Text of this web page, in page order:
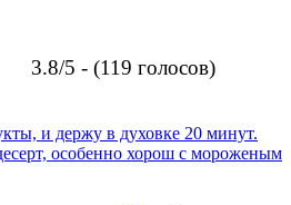
3.8/5 - (119 голосов)
и держу в духовке 20 минут.
особенно хорош с мороженым